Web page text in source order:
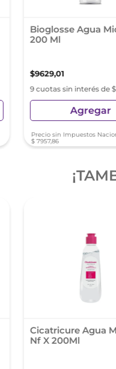
Bioglosse Agua
200 Ml
$9629,01
9 cuotas sin interés de
Agregar
Precio sin Impuestos
$ 7957,86
Cicatricure Agua
Nf X 200Ml